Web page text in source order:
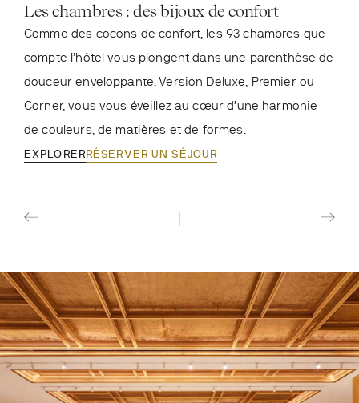
Les chambres : des bijoux de confort
Comme des cocons de confort, les 93 chambres que
compte l’hôtel vous plongent dans une parenthèse de
douceur enveloppante. Version Deluxe, Premier ou
Corner, vous vous éveillez au cœur d’une harmonie
de couleurs, de matières et de formes.
EXPLORERRÉSERVER UN SÉJOUR